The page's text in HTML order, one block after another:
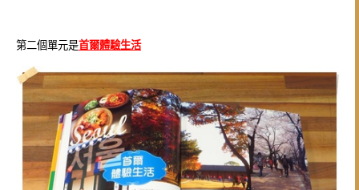
第二個單元是首爾體驗生活